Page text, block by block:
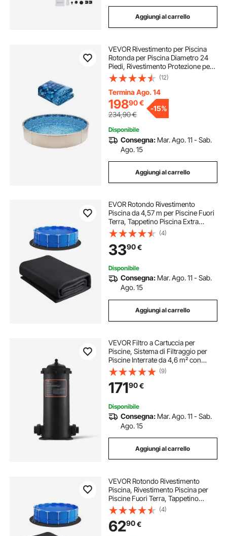
Aggiungi al carrello
VEVOR Rivestimento per Piscina
Rotonda per Piscina Diametro 24
Piedi, Rivestimento Protezione per
Pareti di Piscine Fuori Terra 54
Pollici Stile Sovrapposto,
Rivestimento Piscina in Materiale
Vinile
(12)
Termina Ago. 14
19890€
234,90€
-15%
Disponibile
Consegna: Mar. Ago. 11 - Sab.
Ago. 15
Aggiungi al carrello
EVOR Rotondo Rivestimento
Piscina da 4,57 m per Piscine Fuori
Terra, Tappetino Piscina Extra
Spesso, Evita Forature, Materiale
Principale in Tessuto Geotessile,
Prolunga Durata del Rivestimento
(4)
3390€
Disponibile
Consegna: Mar. Ago. 11 - Sab.
Ago. 15
Aggiungi al carrello
VEVOR Filtro a Cartuccia per
Piscine, Sistema di Filtraggio per
Piscine Interrate da 4,6 m² con
Filtro Anti-perdita per Filtraggio di
SPA Piscine Gonfiabili
(9)
17190€
Disponibile
Consegna: Mar. Ago. 11 - Sab.
Ago. 15
Aggiungi al carrello
VEVOR Rotondo Rivestimento
Piscina, Rivestimento Piscina per
Piscine Fuori Terra, Tappetino
Piscina Extra Spesso, Materiale
Tessuto Geotessile Durevole
Sottofondo, 640 cm 180 g/m² Nero
(4)
6290€